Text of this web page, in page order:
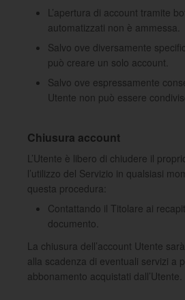
L’apertura di account tramite
automatizzati non è ammessa.
Salvo ove diversamente
può creare un solo account.
Salvo ove espressamente
Utente non può essere
Chiusura account
L’Utente è libero di chiudere il
l’utilizzo del Servizio in qualsiasi
questa procedura:
Contattando il Titolare ai
documento.
La chiusura dell’account Utente
alla scadenza di eventuali servizi a
abbonamento acquistati dall’Utente.